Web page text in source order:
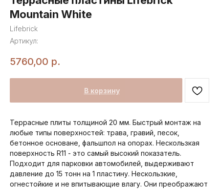
Mountain White
Lifebrick
Артикул:
5760,00 р.
В корзину
Террасные плиты толщиной 20 мм. Быстрый монтаж на
любые типы поверхностей: трава, гравий, песок,
бетонное основане, фальшпол на опорах. Нескользкая
поверхность R11 - это самый высокий показатель.
Подходит для парковки автомобилей, выдерживают
давление до 15 тонн на 1 пластину. Нескользкие,
огнестойкие и не впитывающие влагу. Они преображают